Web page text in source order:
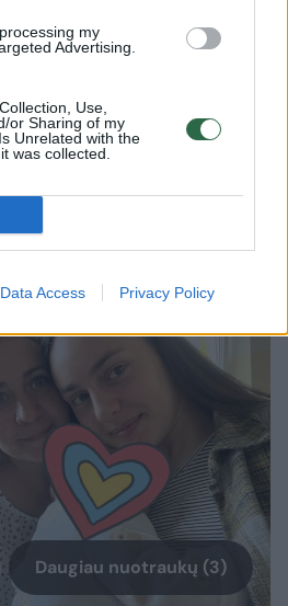
my
Advertising.
Use,
or Sharing of my
Unrelated with the
was collected.
Data Access Privacy Policy
tik kolegos, bet ir
gebėjimo
suprasti. Netekome labai
Nuoširdžiausia užuojauta
Daugiau nuotraukų (3)